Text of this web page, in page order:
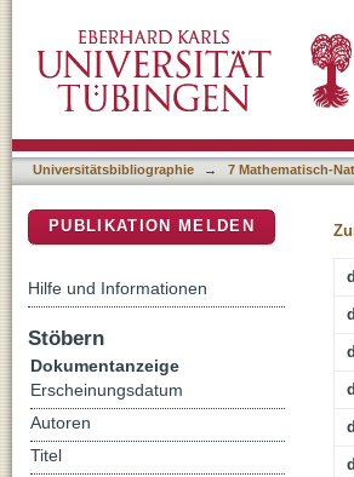
with proteins in solution
Universitätsbibliographie → 7 Mathematisch-
PUBLIKATION MELDEN
Hilfe und Informationen
Stöbern
Dokumentanzeige
Erscheinungsdatum
Autoren
Titel